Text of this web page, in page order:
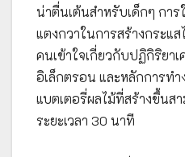
น่าตื่นเต้นสำหรับเด็กๆ กา
แตงกวาในการสร้างกระแ
คนเข้าใจเกี่ยวกับปฏิกิริยา
อิเล็กตรอน และหลักการทำ
แบตเตอรี่ผลไม้ที่สร้างขึ้นส
ระยะเวลา 30 นาที